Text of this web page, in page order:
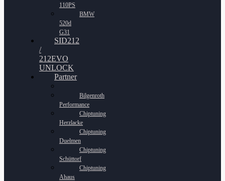
110PS
BMW
520d
G31
SID212
/
212EVO
UNLOCK
Partner
Bilgenroth
Performance
Chiptuning
Herzlacke
Chiptuning
Duelmen
Chiptuning
Schüttorf
Chiptuning
Ahaus